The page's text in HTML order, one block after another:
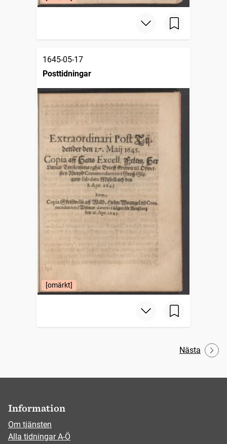
1645-05-17
Posttidningar
[omärkt]
Nästa
Information
Om tjänsten
Alla tidningar A-Ö